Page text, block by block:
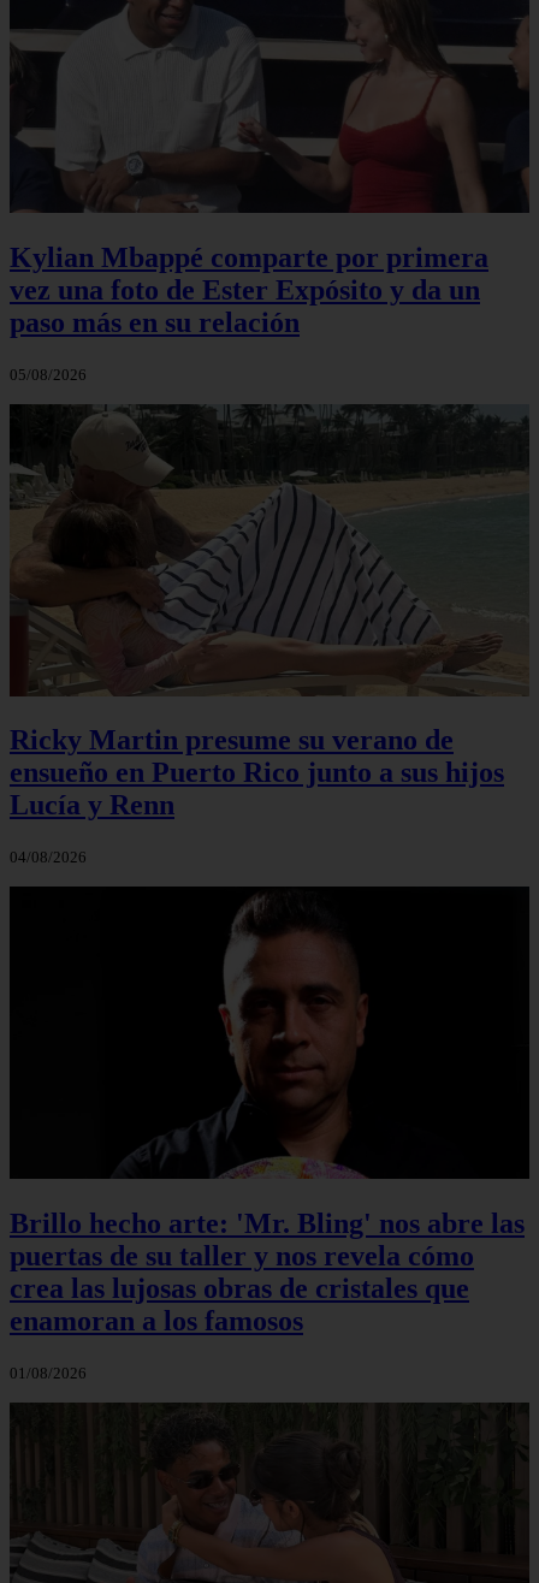
Kylian Mbappé comparte por primera
vez una foto de Ester Expósito y da un
paso más en su relación
05/08/2026
Ricky Martin presume su verano de
ensueño en Puerto Rico junto a sus hijos
Lucía y Renn
04/08/2026
Brillo hecho arte: 'Mr. Bling' nos abre las
puertas de su taller y nos revela cómo
crea las lujosas obras de cristales que
enamoran a los famosos
01/08/2026